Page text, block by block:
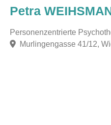
Petra
Personenzentrierte
Murlingengasse 41/12,